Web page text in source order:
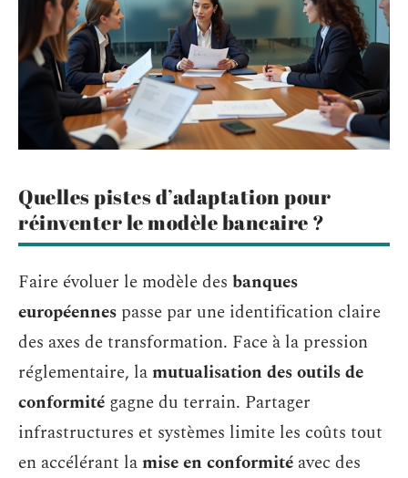
Quelles pistes d’adaptation pour
réinventer le modèle bancaire ?
Faire évoluer le modèle des banques
européennes passe par une identification claire
des axes de transformation. Face à la pression
réglementaire, lamutualisation des outils de
conformité gagne du terrain. Partager
infrastructures et systèmes limite les coûts tout
en accélérant lamise en conformité avec des